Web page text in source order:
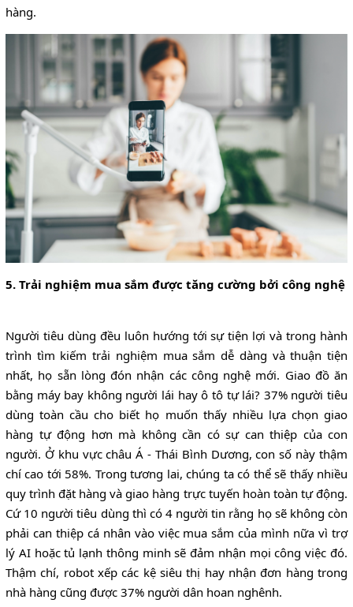
hàng.
5. Trải nghiệm mua sắm được tăng cường bởi công nghệ
Người tiêu dùng đều luôn hướng tới sự tiện lợi và trong hành
trình tìm kiếm trải nghiệm mua sắm dễ dàng và thuận tiện
nhất, họ sẵn lòng đón nhận các công nghệ mới. Giao đồ ăn
bằng máy bay không người lái hay ô tô tự lái? 37% người tiêu
dùng toàn cầu cho biết họ muốn thấy nhiều lựa chọn giao
hàng tự động hơn mà không cần có sự can thiệp của con
người. Ở khu vực châu Á - Thái Bình Dương, con số này thậm
chí cao tới 58%. Trong tương lai, chúng ta có thể sẽ thấy nhiều
quy trình đặt hàng và giao hàng trực tuyến hoàn toàn tự động.
Cứ 10 người tiêu dùng thì có 4 người tin rằng họ sẽ không còn
phải can thiệp cá nhân vào việc mua sắm của mình nữa vì trợ
lý AI hoặc tủ lạnh thông minh sẽ đảm nhận mọi công việc đó.
Thậm chí, robot xếp các kệ siêu thị hay nhận đơn hàng trong
nhà hàng cũng được 37% người dân hoan nghênh.